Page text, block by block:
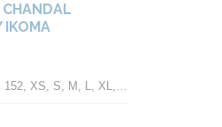
IKOMA
XS, S, M, L, XL, 2XL, 3XL, 4XL